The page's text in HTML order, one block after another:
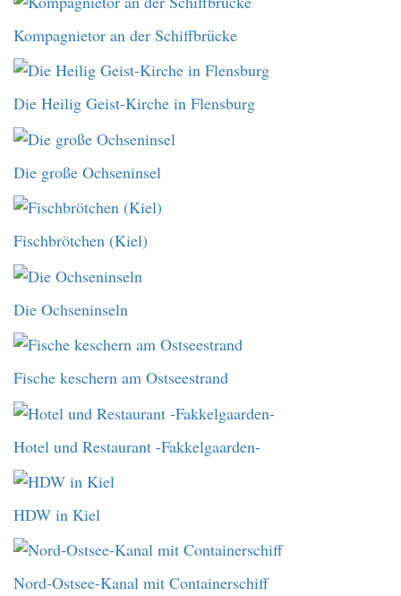
Kompagnietor an der Schiffbrücke
Die Heilig Geist-Kirche in Flensburg
Die große Ochseninsel
Fischbrötchen (Kiel)
Die Ochseninseln
Fische keschern am Ostseestrand
Hotel und Restaurant -Fakkelgaarden-
HDW in Kiel
Nord-Ostsee-Kanal mit Containerschiff